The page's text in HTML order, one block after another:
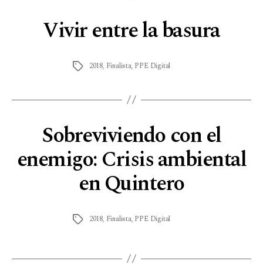
Vivir entre la basura
2018, Finalista, PPE Digital
Sobreviviendo con el
enemigo: Crisis ambiental
en Quintero
2018, Finalista, PPE Digital